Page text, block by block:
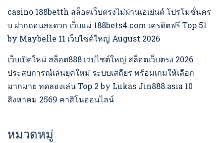
casino 188betth สล็อตเว็บตรงไม่ผ่านเอเย่นต์ โปรโมชั่นคร
บ ฝากถอนสะดวก เว็บแม่ 188bets4.com เครดิตฟรี Top 51
by Maybelle 11 เว็บไซต์ใหญ่ August 2026
เว็บเปิดใหม่ สล็อต888 เวปไซต์ใหญ่ สล็อตเว็บตรง 2026
ประสบการณ์เล่นยุคใหม่ ระบบเสถียร พร้อมเกมให้เลือก
มากมาย ทดลองเล่น Top 2 by Lukas Jin888.asia 10
สิงหาคม 2569 คาสิโนออนไลน์
หมวดหมู่